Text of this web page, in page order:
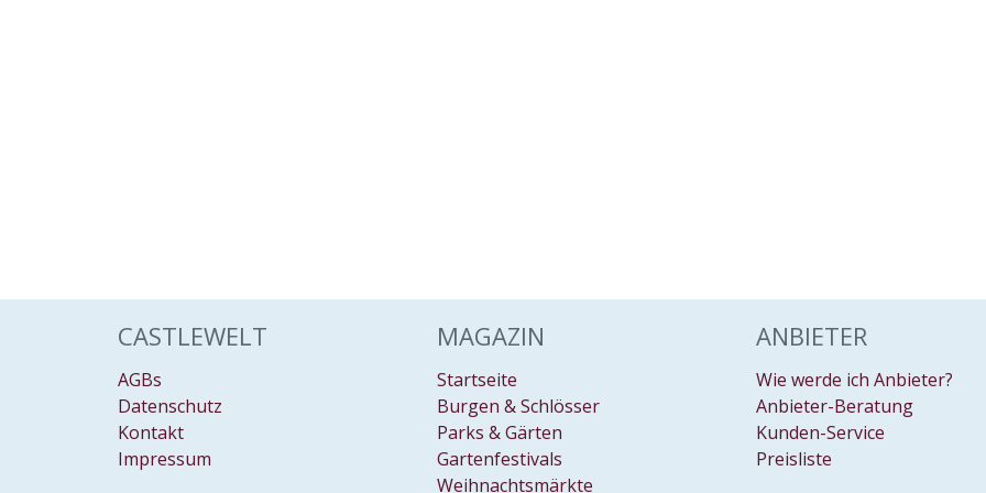
CASTLEWELT
AGBs
Datenschutz
Kontakt
Impressum
MAGAZIN
Startseite
Burgen & Schlösser
Parks & Gärten
Gartenfestivals
Weihnachtsmärkte
ANBIETER
Wie werde ich Anbieter?
Anbieter-Beratung
Kunden-Service
Preisliste